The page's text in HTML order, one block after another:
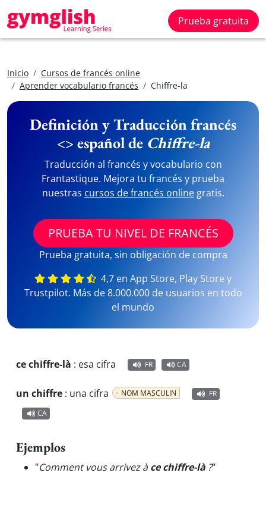
Prueba gratuita
Inicio
Cursos de francés online
Aprender vocabulario francés
Chiffre-la
Definición y Traducción francés
<> español de Chiffre-la
Traducción al francés y vocabulario con
Frantastique. Mejora tu francés y prueba
nuestras cursos de francés onlinegratis.
PRUEBA TU NIVEL DE FRANCÉS
Prueba gratuita, sin obligación de compra
4,7 en App Store, Play Store y
Trustpilot. Más de 8.000.000 de usuarios en todo
el mundo
ce chiffre-là : esa cifra FR CA
un chiffre : una cifra NOM MASCULIN
FR
CA
Ejemplos
"Comment vous arrivez àce chiffre-là ?"